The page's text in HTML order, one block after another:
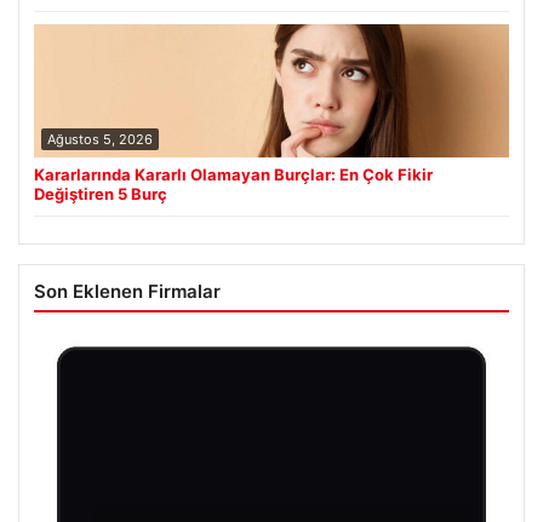
Ağustos 5, 2026
Kararlarında Kararlı Olamayan Burçlar: En Çok Fikir
Değiştiren 5 Burç
Son Eklenen Firmalar